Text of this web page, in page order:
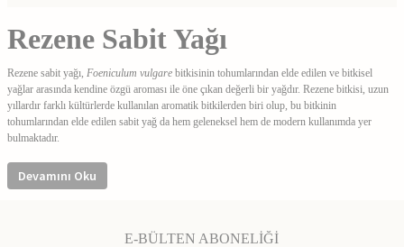
Cilt Bakımında Kullanımı
Rezene Sabit Yağı
Rezene sabit yağı, Foeniculum vulgare bitkisinin tohumlarından elde edilen ve bitkisel
yağlar arasında kendine özgü aroması ile öne çıkan değerli bir yağdır. Rezene bitkisi, uzun
yıllardır farklı kültürlerde kullanılan aromatik bitkilerden biri olup, bu bitkinin
tohumlarından elde edilen sabit yağ da hem geleneksel hem de modern kullanımda yer
bulmaktadır.
Devamını Oku
E-BÜLTEN ABONELİĞİ